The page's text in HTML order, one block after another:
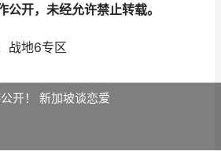
公开，未经允许禁止转载。
战地6专区
开！ 新加坡谈恋爱